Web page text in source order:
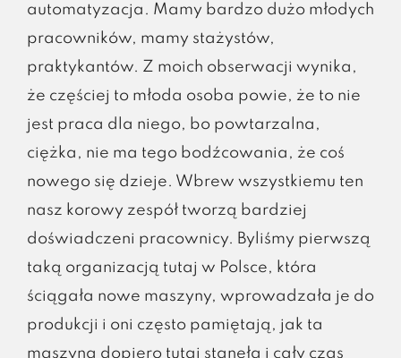
automatyzacja. Mamy bardzo dużo młodych
pracowników, mamy stażystów,
praktykantów. Z moich obserwacji wynika,
że częściej to młoda osoba powie, że to nie
jest praca dla niego, bo powtarzalna,
ciężka, nie ma tego bodźcowania, że coś
nowego się dzieje. Wbrew wszystkiemu ten
nasz korowy zespół tworzą bardziej
doświadczeni pracownicy. Byliśmy pierwszą
taką organizacją tutaj w Polsce, która
ściągała nowe maszyny, wprowadzała je do
produkcji i oni często pamiętają, jak ta
maszyna dopiero tutaj stanęła i cały czas